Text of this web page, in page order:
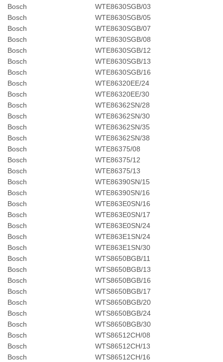
Bosch
WTE8630SGB/03
Bosch
WTE8630SGB/05
Bosch
WTE8630SGB/07
Bosch
WTE8630SGB/08
Bosch
WTE8630SGB/12
Bosch
WTE8630SGB/13
Bosch
WTE8630SGB/16
Bosch
WTE86320EE/24
Bosch
WTE86320EE/30
Bosch
WTE86362SN/28
Bosch
WTE86362SN/30
Bosch
WTE86362SN/35
Bosch
WTE86362SN/38
Bosch
WTE86375/08
Bosch
WTE86375/12
Bosch
WTE86375/13
Bosch
WTE86390SN/15
Bosch
WTE86390SN/16
Bosch
WTE863E0SN/16
Bosch
WTE863E0SN/17
Bosch
WTE863E0SN/24
Bosch
WTE863E1SN/24
Bosch
WTE863E1SN/30
Bosch
WTS8650BGB/11
Bosch
WTS8650BGB/13
Bosch
WTS8650BGB/16
Bosch
WTS8650BGB/17
Bosch
WTS8650BGB/20
Bosch
WTS8650BGB/24
Bosch
WTS8650BGB/30
Bosch
WTS86512CH/08
Bosch
WTS86512CH/13
Bosch
WTS86512CH/16